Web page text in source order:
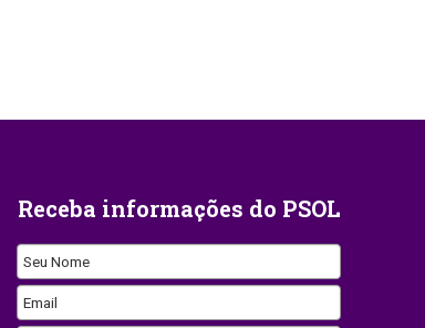
Receba informações do PSOL
Seu Nome
Email